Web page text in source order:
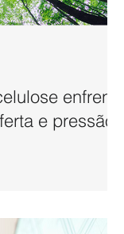
enfrenta
e pressão